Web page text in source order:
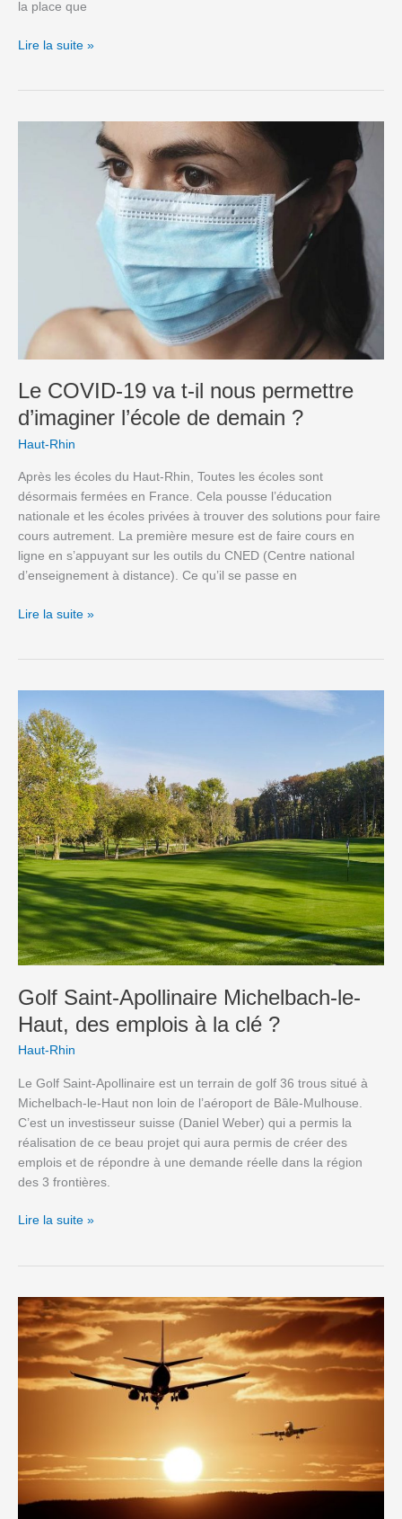
la place que
Lire la suite »
Le COVID-19 va t-il nous permettre
d’imaginer l’école de demain ?
Haut-Rhin
Après les écoles du Haut-Rhin, Toutes les écoles sont
désormais fermées en France. Cela pousse l’éducation
nationale et les écoles privées à trouver des solutions pour faire
cours autrement. La première mesure est de faire cours en
ligne en s’appuyant sur les outils du CNED (Centre national
d’enseignement à distance). Ce qu’il se passe en
demain
Lire la suite »
Golf Saint-Apollinaire Michelbach-le-
Haut, des emplois à la clé ?
Haut-Rhin
Le Golf Saint-Apollinaire est un terrain de golf 36 trous situé à
Michelbach-le-Haut non loin de l’aéroport de Bâle-Mulhouse.
C’est un investisseur suisse (Daniel Weber) qui a permis la
réalisation de ce beau projet qui aura permis de créer des
emplois et de répondre à une demande réelle dans la région
des 3 frontières.
Saint-
Apollinaire
Michelbach-
le-
Haut,
des
emplois
à
la
clé
?
Lire la suite »
L’aéroport
Bâle
Mulhouse
le
meilleur